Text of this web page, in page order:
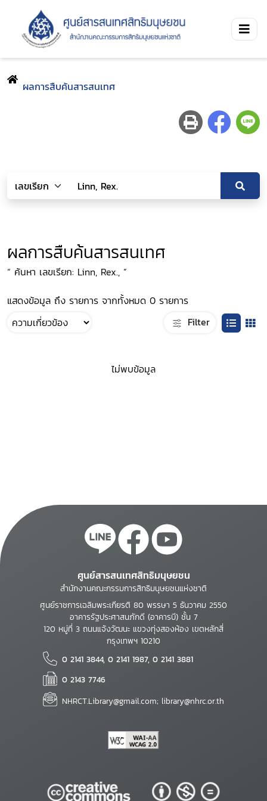
ผลการสืบค้นสารสนเทศ
ผลการสืบค้นสารสนเทศ
“ ค้นหา เลขเรียก: Linn, Rex., ”
แสดงข้อมูล ถึง รายการ จากทั้งหมด 0 รายการ
Filter
ไม่พบข้อมูล
ศูนย์สารสนเทศสิทธิมนุษยชน
สำนักงานคณะกรรมการสิทธิมนุษยชนแห่งชาติ
ศูนย์ราชการเฉลิมพระเกียรติ 80 พรรษา 5 ธันวาคม 2550
อาคารรัฐประศาสนภักดี (อาคารบี) ชั้น 7
120 หมู่ที่ 3 ถนนแจ้งวัฒนะ แขวงทุ่งสองห้อง เขตหลักสี่
กรุงเทพฯ 10210
0 2141 3844, 0 2141 1987, 0 2141 3881
0 2143 7746
NHRCT.Library@gmail.com; library@nhrc.or.th